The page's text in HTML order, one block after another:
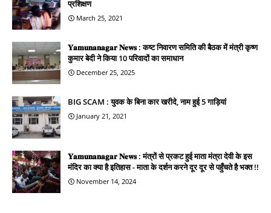
प्रशिक्षण
March 25, 2021
𝐘𝐚𝐦𝐮𝐧𝐚𝐧𝐚𝐠𝐚𝐫 𝐍𝐞𝐰𝐬 : कष्ट निवारण समिति की बैठक में मंत्री कृष्ण
कुमार बेदी ने किया 10 परिवादों का समाधान
December 25, 2025
BIG SCAM : युवक के बिना कार खरीदे, नाम हुई 5 गाड़ियां
January 21, 2021
𝐘𝐚𝐦𝐮𝐧𝐚𝐧𝐚𝐠𝐚𝐫 𝐍𝐞𝐰𝐬 : मंत्रों से प्रकट हुई माता मंत्रा देवी के इस
मंदिर का क्या है इतिहास - माता के दर्शन करने दूर दूर से पहुँचते है भक्त !!
November 14, 2024